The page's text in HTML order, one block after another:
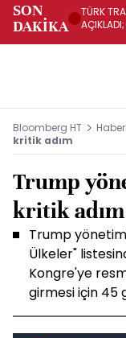
SON
DAKİKA
TÜRK
AÇIKLADI;
Bloomberg HT
kritik adım
Trump
kritik adım
Trump
Ülkeler"
Kongre'ye
girmesi için 45